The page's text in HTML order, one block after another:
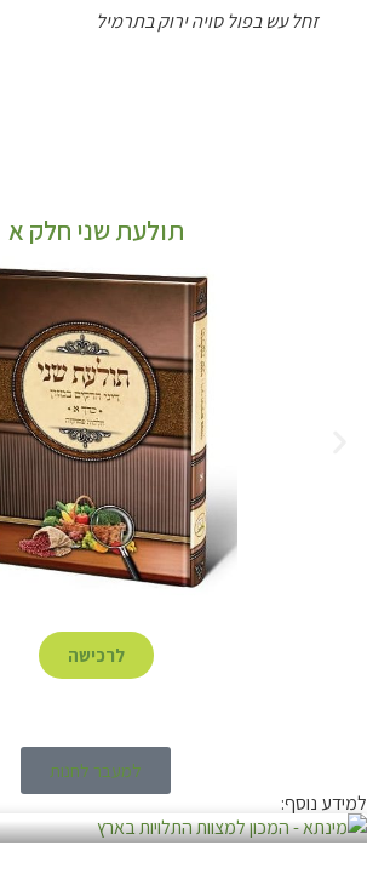
זחל עש בפול סויה ירוק בתרמיל
תולעת שני חלק א
לרכישה
למעבר לחנות
למידע נוסף: